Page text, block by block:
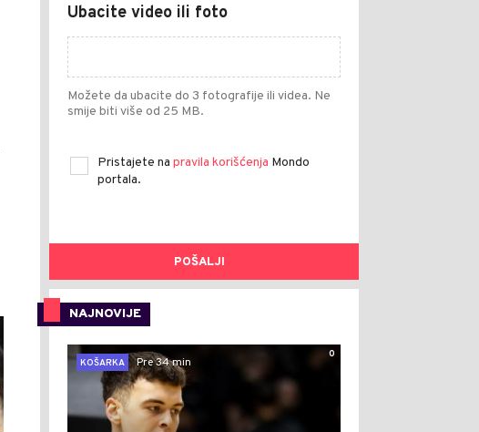
Ubacite video ili foto
Možete da ubacite do 3 fotografije ili videa. Ne
smije biti više od 25 MB.
Pristajete na pravila korišćenja Mondo
portala.
POŠALJI
NAJNOVIJE
0
KOŠARKA
Pre 34 min